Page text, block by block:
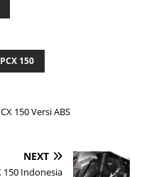
150
150 Versi ABS
NEXT
150 Indonesia